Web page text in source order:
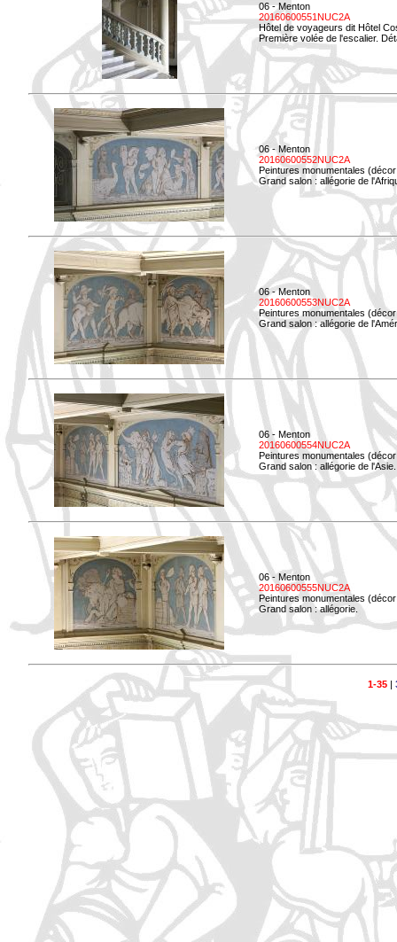
06 - Menton
20160600551NUC2A
Hôtel de voyageurs dit Hôtel
Première volée de l'escalier.
06 - Menton
20160600552NUC2A
Peintures monumentales
Grand salon : allégorie de
06 - Menton
20160600553NUC2A
Peintures monumentales
Grand salon : allégorie de
06 - Menton
20160600554NUC2A
Peintures monumentales
Grand salon : allégorie de l'Asie.
06 - Menton
20160600555NUC2A
Peintures monumentales
Grand salon : allégorie.
1-35|